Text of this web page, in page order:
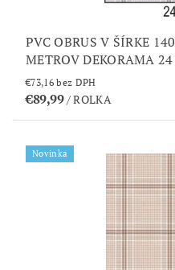
PVC OBRUS V ŠÍRKE
METROV DEKORAMA
€73,16 bez DPH
€89,99/ ROLKA
Novinka